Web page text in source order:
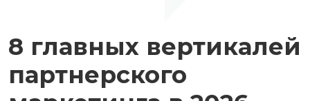
8 главных вертикалей
партнерского